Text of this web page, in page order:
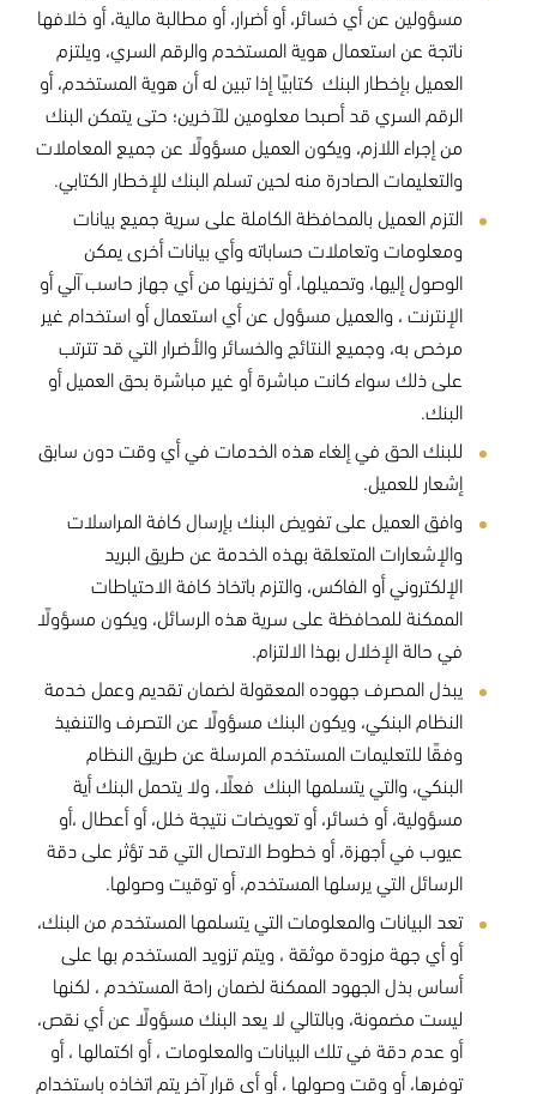
مسؤولين عن أي خسائر، أو أضرار، أو مطالبة مالية، أو خلافها
ناتجة عن استعمال هوية المستخدم والرقم السري، ويلتزم
العميل بإخطار البنك كتابيًا إذا تبين له أن هوية المستخدم، أو
الرقم السري قد أصبحا معلومين للآخرين؛ حتى يتمكن البنك
من إجراء اللازم، ويكون العميل مسؤولًا عن جميع المعاملات
والتعليمات الصادرة منه لحين تسلم البنك للإخطار الكتابي.
التزم العميل بالمحافظة الكاملة على سرية جميع بيانات
ومعلومات وتعاملات حساباته وأي بيانات أخرى يمكن
الوصول إليها، وتحميلها، أو تخزينها من أي جهاز حاسب آلي أو
الإنترنت ، والعميل مسؤول عن أي استعمال أو استخدام غير
مرخص به، وجميع النتائج والخسائر والأضرار التي قد تترتب
على ذلك سواء كانت مباشرة أو غير مباشرة بحق العميل أو
البنك.
للبنك الحق في إلغاء هذه الخدمات في أي وقت دون سابق
إشعار للعميل.
وافق العميل على تفويض البنك بإرسال كافة المراسلات
والإشعارات المتعلقة بهذه الخدمة عن طريق البريد
الإلكتروني أو الفاكس، والتزم باتخاذ كافة الاحتياطات
الممكنة للمحافظة على سرية هذه الرسائل، ويكون مسؤولًا
في حالة الإخلال بهذا الالتزام.
يبذل المصرف جهوده المعقولة لضمان تقديم وعمل خدمة
النظام البنكي، ويكون البنك مسؤولًا عن التصرف والتنفيذ
وفقًا للتعليمات المستخدم المرسلة عن طريق النظام
البنكي، والتي يتسلمها البنك فعلًا، ولا يتحمل البنك أية
مسؤولية، أو خسائر، أو تعويضات نتيجة خلل، أو أعطال ،أو
عيوب في أجهزة، أو خطوط الاتصال التي قد تؤثر على دقة
الرسائل التي يرسلها المستخدم، أو توقيت وصولها.
تعد البيانات والمعلومات التي يتسلمها المستخدم من البنك،
أو أي جهة مزودة موثقة ، ويتم تزويد المستخدم بها على
أساس بذل الجهود الممكنة لضمان راحة المستخدم ، لكنها
ليست مضمونة، وبالتالي لا يعد البنك مسؤولًا عن أي نقص،
أو عدم دقة في تلك البيانات والمعلومات ، أو اكتمالها ، أو
توفرها، أو وقت وصولها ، أو أي قرار آخر يتم اتخاذه باستخدام